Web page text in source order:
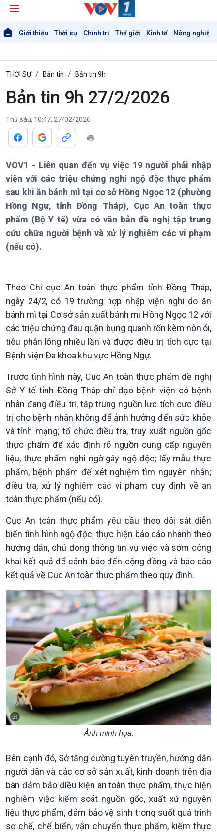
Giới thiệu Thời sự Chính trị Thế giới Kinh tế Nông nghiệp
Giới thiệu
Thời sự
Thời sự 6h
Thời sự 12h
Chuyên mục
Theo dòng Thời sự
Chính trị
Tin Chính trị
Chính phủ với người dân
Quốc hội với cử tri
Xây dựng đảng
Đảng trong cuộc sống
Nhận diện sự thật
Pháp luật và đời sống
Thế giới
Tin thế giới
Vấn đề quốc tế
Hồ sơ sự kiện quốc tế
Thế giới & Việt Nam
Biên cương - Một dải vững
bền
Kinh tế
Tin Kinh tế
Trước giờ mở cửa
Dòng chảy Kinh tế
Sức sống hàng Việt
Khởi nghiệp
Tuyên chiến với gian lận
thương mại
Nông nghiệp & Biển đảo
Tin Nông nghiệp & Biển
đảo
Mùa vàng
Biển đảo Việt Nam
Tâm tình biên giới và hải
đảo
Tìm hiểu biển, đảo Việt
Nam
THỜI SỰ Bản tin Bản tin 9h
Bản tin 9h 27/2/2026
Thứ sáu, 10:47, 27/02/2026
VOV1 - Liên quan đến vụ việc 19 người phải nhập
viện với các triệu chứng nghi ngộ độc thực phẩm
sau khi ăn bánh mì tại cơ sở Hồng Ngọc 12 (phường
Hồng Ngự, tỉnh Đồng Tháp), Cục An toàn thực
phẩm (Bộ Y tế) vừa có văn bản đề nghị tập trung
cứu chữa người bệnh và xử lý nghiêm các vi phạm
(nếu có).
Theo Chi cục An toàn thực phẩm tỉnh Đồng Tháp,
ngày 24/2, có 19 trường hợp nhập viện nghi do ăn
bánh mì tại Cơ sở sản xuất bánh mì Hồng Ngọc 12 với
các triệu chứng đau quặn bụng quanh rốn kèm nôn ói,
tiêu phân lỏng nhiều lần và được điều trị tích cực tại
Bệnh viện Đa khoa khu vực Hồng Ngự.
Trước tình hình này, Cục An toàn thực phẩm đề nghị
Sở Y tế tỉnh Đồng Tháp chỉ đạo bệnh viện có bệnh
nhân đang điều trị, tập trung nguồn lực tích cực điều
trị cho bệnh nhân không để ảnh hưởng đến sức khỏe
và tính mạng; tổ chức điều tra, truy xuất nguồn gốc
thực phẩm để xác định rõ nguồn cung cấp nguyên
liệu, thực phẩm nghi ngờ gây ngộ độc; lấy mẫu thực
phẩm, bệnh phẩm để xét nghiệm tìm nguyên nhân;
điều tra, xử lý nghiêm các vi phạm quy định về an
toàn thực phẩm (nếu có).
Cục An toàn thực phẩm yêu cầu theo dõi sát diễn
biến tình hình ngộ độc, thực hiện báo cáo nhanh theo
hướng dẫn, chủ động thông tin vụ việc và sớm công
khai kết quả để cảnh báo đến cộng đồng và báo cáo
kết quả về Cục An toàn thực phẩm theo quy định.
Ảnh minh họa.
Bên cạnh đó, Sở tăng cường tuyên truyền, hướng dẫn
người dân và các cơ sở sản xuất, kinh doanh trên địa
bàn đảm bảo điều kiện an toàn thực phẩm, thực hiện
nghiêm việc kiểm soát nguồn gốc, xuất xứ nguyên
liệu thực phẩm, đảm bảo vệ sinh trong suốt quá trình
sơ chế, chế biến, vận chuyển thực phẩm, kiểm thực